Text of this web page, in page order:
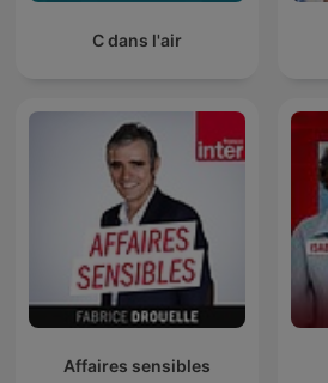
C dans l'air
Affaires sensibles